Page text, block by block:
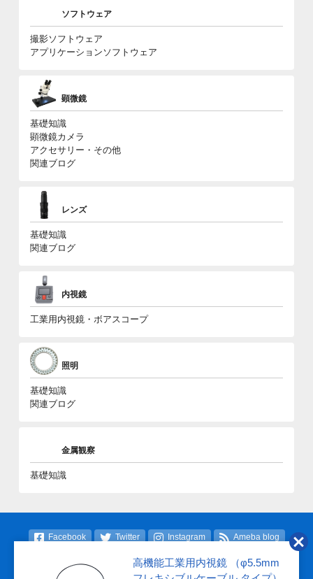
ソフトウェア
撮影ソフトウェア
アプリケーションソフトウェア
顕微鏡
基礎知識
顕微鏡カメラ
アクセサリー・その他
関連ブログ
レンズ
基礎知識
関連ブログ
内視鏡
工業用内視鏡・ボアスコープ
照明
基礎知識
関連ブログ
金属観察
基礎知識
高機能工業用内視鏡 （φ5.5mm
Facebook Twitter Instagram Ameba blog